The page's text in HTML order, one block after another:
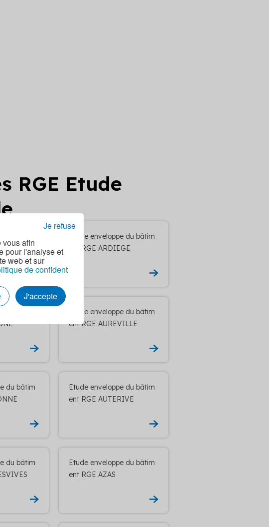
vous afin
pour l'analyse et
web et sur
de confident
J'accepte
Je refuse
RGE Etude
Etude enveloppe du bâtim
ent RGE ARDIEGE
Etude enveloppe du bâtim
ent RGE AUREVILLE
du bâtim
Etude enveloppe du bâtim
ent RGE AUTERIVE
du bâtim
Etude enveloppe du bâtim
ent RGE AZAS